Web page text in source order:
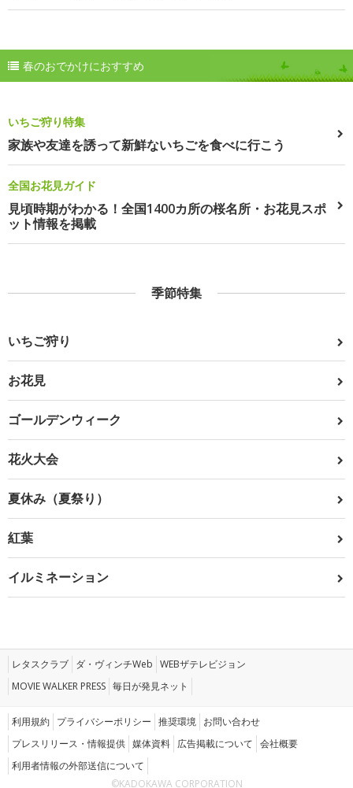
春のおでかけにおすすめ
いちご狩り特集
家族や友達を誘って新鮮ないちごを食べに行こう
全国お花見ガイド
見頃時期がわかる！全国1400カ所の桜名所・お花見スポ
ット情報を掲載
季節特集
いちご狩り
お花見
ゴールデンウィーク
花火大会
夏休み（夏祭り）
紅葉
イルミネーション
レタスクラブ ダ・ヴィンチWeb WEBザテレビジョン
MOVIE WALKER PRESS 毎日が発見ネット
利用規約 プライバシーポリシー 推奨環境 お問い合わせ
プレスリリース・情報提供 媒体資料 広告掲載について 会社概要
利用者情報の外部送信について
©KADOKAWA CORPORATION